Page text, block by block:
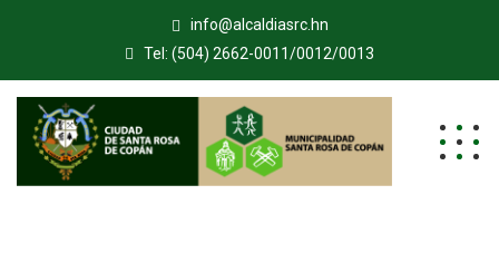
info@alcaldiasrc.hn
Tel: (504) 2662-0011/0012/0013